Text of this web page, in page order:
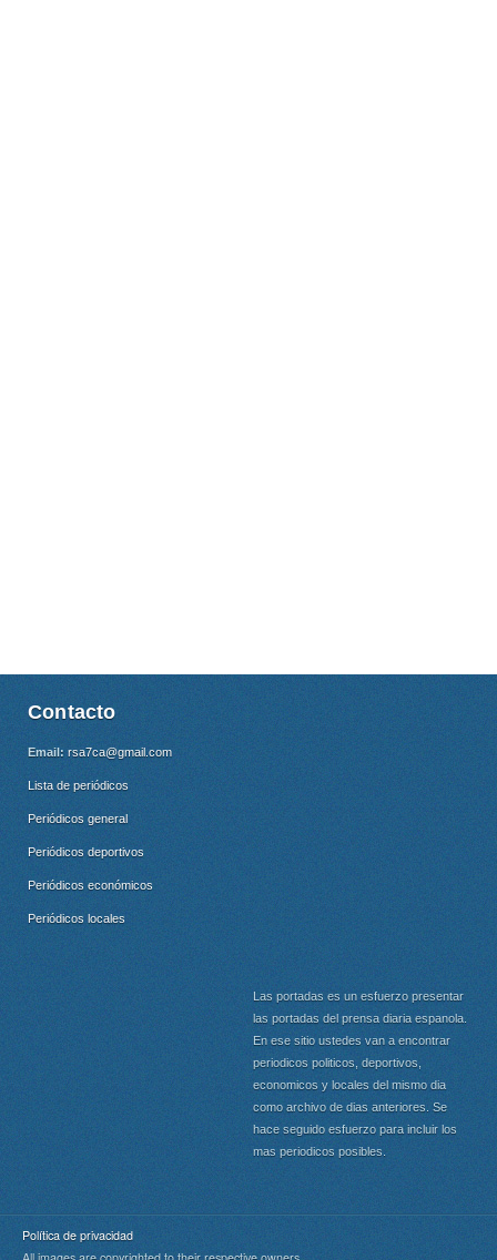
Contacto
Email: rsa7ca@gmail.com
Lista de periódicos
Periódicos general
Periódicos deportivos
Periódicos económicos
Periódicos locales
Las portadas es un esfuerzo presentar
las portadas del prensa diaria espanola.
En ese sitio ustedes van a encontrar
periodicos politicos, deportivos,
economicos y locales del mismo dia
como archivo de dias anteriores. Se
hace seguido esfuerzo para incluir los
mas periodicos posibles.
Política de privacidad